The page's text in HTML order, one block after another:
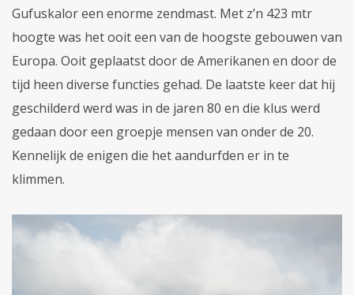
Gufuskalor een enorme zendmast. Met z’n 423 mtr
hoogte was het ooit een van de hoogste gebouwen van
Europa. Ooit geplaatst door de Amerikanen en door de
tijd heen diverse functies gehad. De laatste keer dat hij
geschilderd werd was in de jaren 80 en die klus werd
gedaan door een groepje mensen van onder de 20.
Kennelijk de enigen die het aandurfden er in te
klimmen.